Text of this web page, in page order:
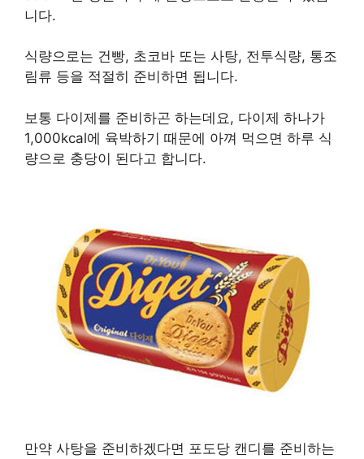
니다.
식량으로는 건빵, 초코바 또는 사탕, 전투식량, 통조
림류 등을 적절히 준비하면 됩니다.
보통 다이제를 준비하곤 하는데요, 다이제 하나가
1,000kcal에 육박하기 때문에 아껴 먹으면 하루 식
량으로 충당이 된다고 합니다.
만약 사탕을 준비하겠다면 포도당 캔디를 준비하는